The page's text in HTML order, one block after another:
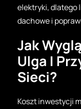
elektryki, dlatego
dachowe i
Jak
Ulga I
Sieci?
Koszt inwestycji